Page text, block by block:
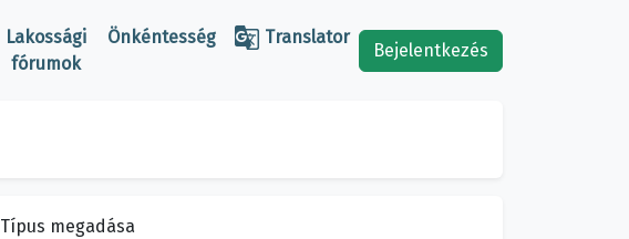
Lakossági
fórumok
Önkéntesség  Translator
Bejelentkezés
Típus megadása